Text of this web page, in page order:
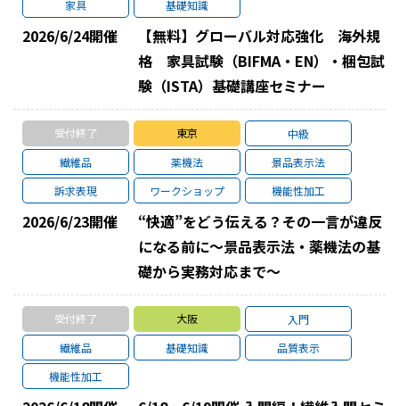
家具
基礎知識
2026/6/24開催
【無料】グローバル対応強化 海外規
格 家具試験（BIFMA・EN）・梱包試
験（ISTA）基礎講座セミナー
受付終了 東京
中級
繊維品
薬機法
景品表示法
訴求表現
ワークショップ 機能性加工
2026/6/23開催
“快適”をどう伝える？その一言が違反
になる前に～景品表示法・薬機法の基
礎から実務対応まで～
受付終了 大阪
入門
繊維品
基礎知識
品質表示
機能性加工